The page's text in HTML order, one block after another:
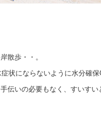
散歩・・。
状にならないように水分確保
伝いの必要もなく、すいす